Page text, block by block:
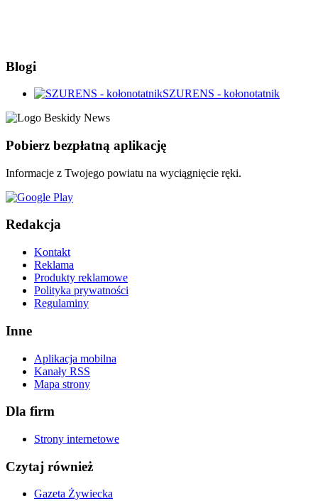
Blogi
SZURENS - kołonotatnik
Pobierz bezpłatną aplikację
Informacje z Twojego powiatu na wyciągnięcie ręki.
Redakcja
Kontakt
Reklama
Produkty reklamowe
Polityka prywatności
Regulaminy
Inne
Aplikacja mobilna
Kanały RSS
Mapa strony
Dla firm
Strony internetowe
Czytaj również
Gazeta Żywiecka